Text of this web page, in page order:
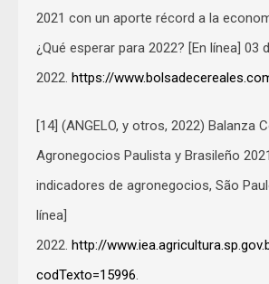
2021 con un aporte récord a la
¿Qué esperar para 2022? [En línea] 03
2022. https://
[14] (ANGELO, y otros, 2022) Balanza
Agronegocios Paulista y Brasileño
indicadores de agronegocios, São
línea]
2022. http://
codTexto=15996.